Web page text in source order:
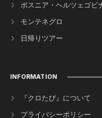
ボスニア・ヘルツェゴビ
モンテネグロ
日帰りツアー
INFORMATION
『クロたび』について
プライバシーポリシー